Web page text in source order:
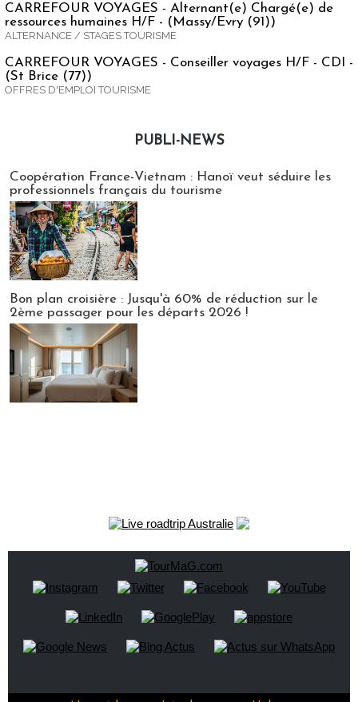
CARREFOUR VOYAGES - Alternant(e) Chargé(e) de
ressources humaines H/F - (Massy/Evry (91))
ALTERNANCE / STAGES TOURISME
CARREFOUR VOYAGES - Conseiller voyages H/F - CDI -
(St Brice (77))
OFFRES D'EMPLOI TOURISME
PUBLI-NEWS
Coopération France-Vietnam : Hanoï veut séduire les
professionnels français du tourisme
Bon plan croisière : Jusqu'à 60% de réduction sur le
2ème passager pour les départs 2026 !